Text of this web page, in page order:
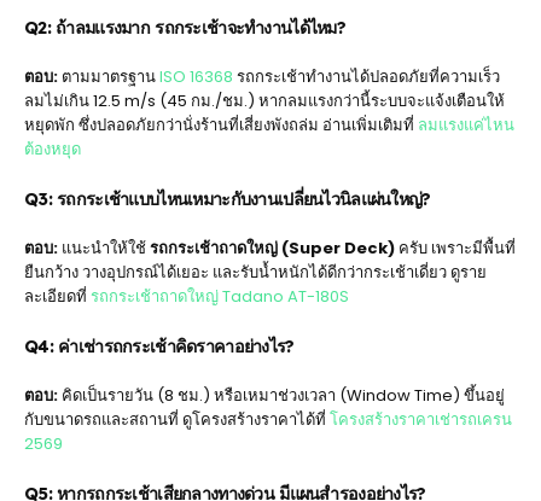
Q2: ถ้าลมแรงมาก รถกระเช้าจะทำงานได้ไหม?
ตอบ: ตามมาตรฐานISO 16368 รถกระเช้าทำงานได้ปลอดภัยที่ความเร็ว
ลมไม่เกิน 12.5 m/s (45 กม./ชม.) หากลมแรงกว่านี้ระบบจะแจ้งเตือนให้
หยุดพัก ซึ่งปลอดภัยกว่านั่งร้านที่เสี่ยงพังถล่ม อ่านเพิ่มเติมที่ ลมแรงแค่ไหน
ต้องหยุด
Q3: รถกระเช้าแบบไหนเหมาะกับงานเปลี่ยนไวนิลแผ่นใหญ่?
ตอบ: แนะนำให้ใช้รถกระเช้าถาดใหญ่ (Super Deck) ครับ เพราะมีพื้นที่
ยืนกว้าง วางอุปกรณ์ได้เยอะ และรับน้ำหนักได้ดีกว่ากระเช้าเดี่ยว ดูราย
ละเอียดที่ รถกระเช้าถาดใหญ่ Tadano AT-180S
Q4: ค่าเช่ารถกระเช้าคิดราคาอย่างไร?
ตอบ: คิดเป็นรายวัน (8 ชม.) หรือเหมาช่วงเวลา (Window Time) ขึ้นอยู่
กับขนาดรถและสถานที่ ดูโครงสร้างราคาได้ที่ โครงสร้างราคาเช่ารถเครน
2569
Q5: หากรถกระเช้าเสียกลางทางด่วน มีแผนสำรองอย่างไร?